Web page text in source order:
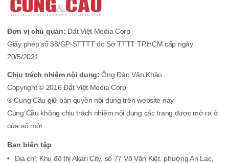
Đơn vị chủ quản: Đất Việt Media Corp
Giấy phép số 38/GP-STTTT do Sở TTTT TP.HCM cấp ngày
20/5/2021
Chịu trách nhiệm nội dung:Ông Đào Văn Khảo
Copyright © 2016 Đất Việt Media Corp
® Cung Cầu giữ bản quyền nội dung trên website này
Cung Cầu không chịu trách nhiệm nội dung các trang được mở ra ở
cửa sổ mới
Ban biên tập
Địa chỉ: Khu đô thị Akari City, số 77 Võ Văn Kiệt, phường An Lạc,